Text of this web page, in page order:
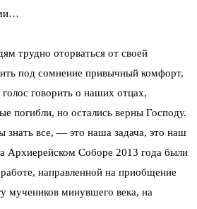
трудно оторваться от своей
под сомнение привычный комфорт,
говорить о наших отцах,
погибли, но остались верны Господу.
знать все, — это наша задача, это наш
Архиерейском Соборе 2013 года были
направленной на приобщение
мучеников минувшего века, на